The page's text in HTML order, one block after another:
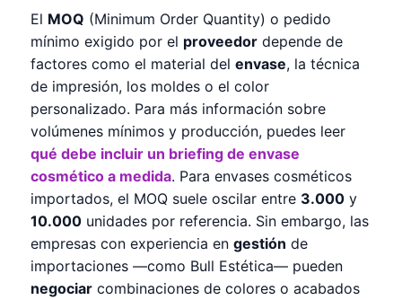
El MOQ (Minimum Order Quantity) o pedido
mínimo exigido por el proveedor depende de
factores como el material del envase, la técnica
de impresión, los moldes o el color
personalizado. Para más información sobre
volúmenes mínimos y producción, puedes leer
qué debe incluir un briefing de envase
cosmético a medida. Para envases cosméticos
importados, el MOQ suele oscilar entre 3.000 y
10.000 unidades por referencia. Sin embargo, las
empresas con experiencia en gestión de
importaciones —como Bull Estética— pueden
negociar combinaciones de colores o acabados